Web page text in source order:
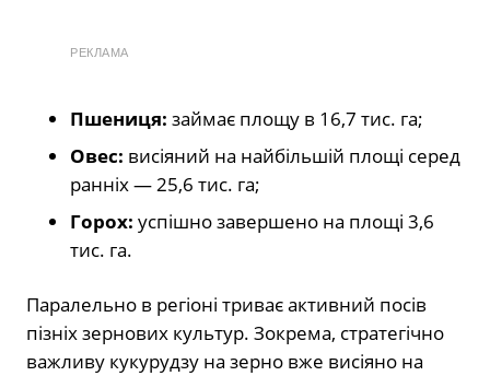
РЕКЛАМА
Пшениця: займає площу в 16,7 тис. га;
Овес: висіяний на найбільшій площі серед
ранніх — 25,6 тис. га;
Горох: успішно завершено на площі 3,6
тис. га.
Паралельно в регіоні триває активний посів
пізніх зернових культур. Зокрема, стратегічно
важливу кукурудзу на зерно вже висіяно на